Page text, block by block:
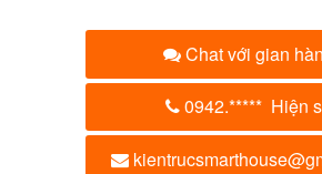
Chat với gian
0942.***** Hiện